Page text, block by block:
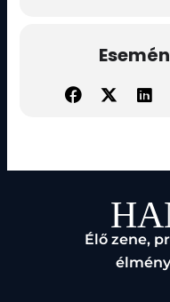
Élő zene,